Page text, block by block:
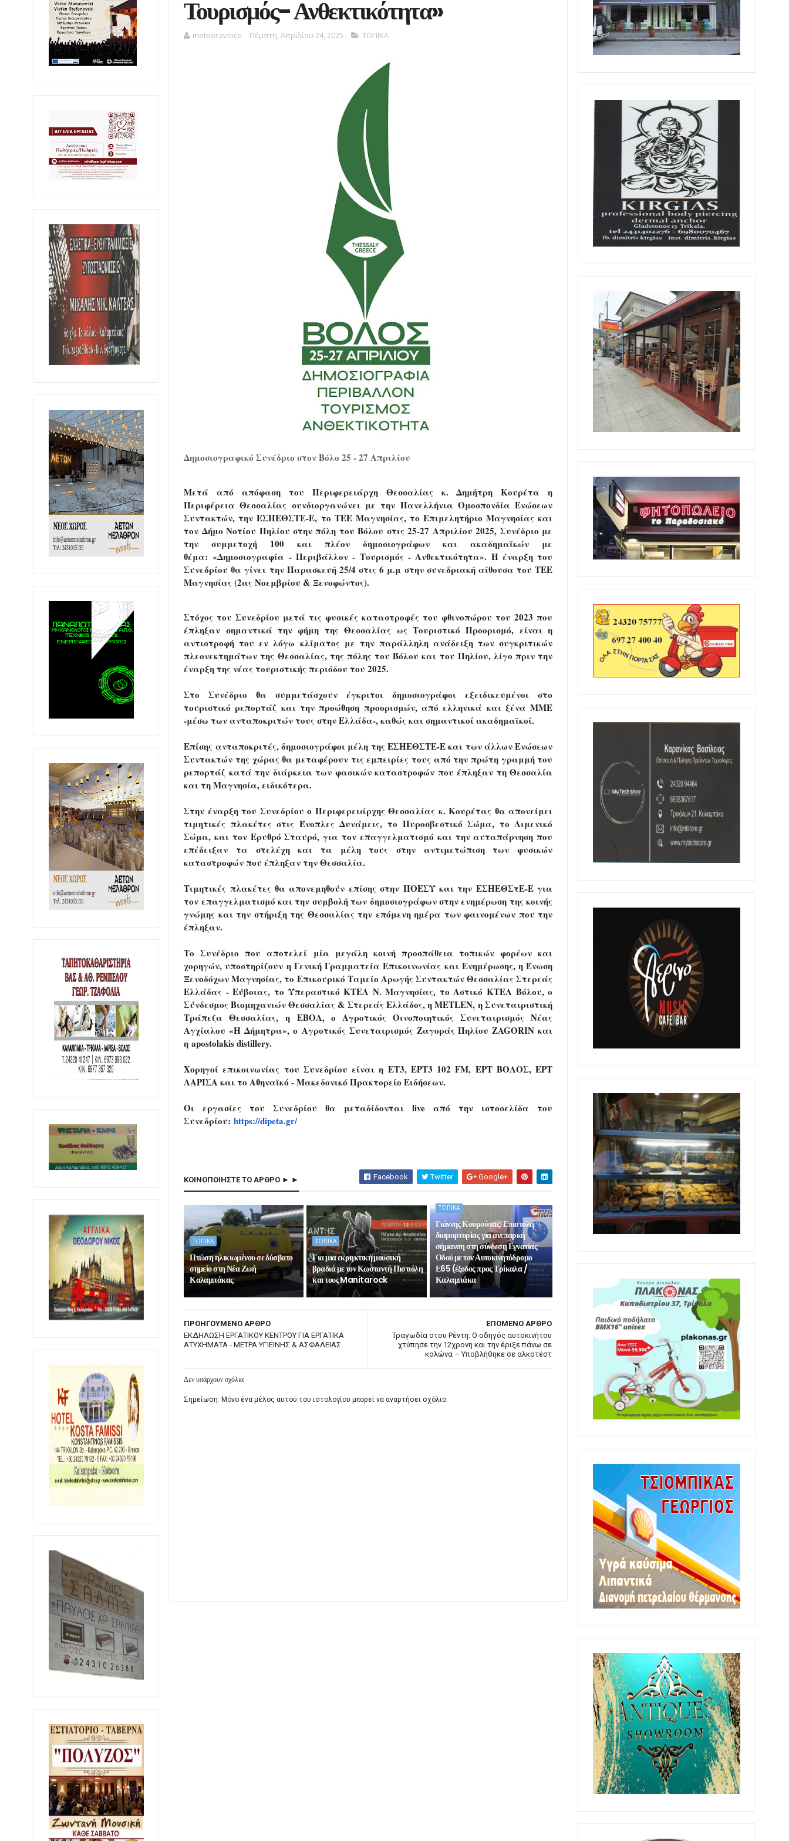
Τουρισμός- Ανθεκτικότητα»
meteoravoice Πέμπτη, Απριλίου 24, 2025 ΤΟΠΙΚΑ
Δημοσιογραφικό Συνέδριο στον Βόλο 25 - 27 Απριλίου
Μετά από απόφαση του Περιφερειάρχη Θεσσαλίας κ. Δημήτρη Κουρέτα η
Περιφέρεια Θεσσαλίας συνδιοργανώνει με την Πανελλήνια Ομοσπονδία Ενώσεων
Συντακτών, την ΕΣΗΕΘΣΤΕ-Ε, το ΤΕΕ Μαγνησίας, το Επιμελητήριο Μαγνησίας και
τον Δήμο Νοτίου Πηλίου στην πόλη του Βόλου στις 25-27 Απριλίου 2025, Συνέδριο με
την συμμετοχή 100 και πλέον δημοσιογράφων και ακαδημαϊκών με
θέμα: «Δημοσιογραφία - Περιβάλλον - Τουρισμός - Ανθεκτικότητα». Η έναρξη του
Συνεδρίου θα γίνει την Παρασκευή 25/4 στις 6 μ.μ στην συνεδριακή αίθουσα του ΤΕΕ
Μαγνησίας (2ας Νοεμβρίου & Ξενοφώντος).
Στόχος του Συνεδρίου μετά τις φυσικές καταστροφές του φθινοπώρου του 2023 που
έπληξαν σημαντικά την φήμη της Θεσσαλίας ως Τουριστικό Προορισμό, είναι η
αντιστροφή του εν λόγω κλίματος με την παράλληλη ανάδειξη των συγκριτικών
πλεονεκτημάτων της Θεσσαλίας, της πόλης του Βόλου και του Πηλίου, λίγο πριν την
έναρξη της νέας τουριστικής περιόδου του 2025.
Στο Συνέδριο θα συμμετάσχουν έγκριτοι δημοσιογράφοι εξειδικευμένοι στο
τουριστικό ρεπορτάζ και την προώθηση προορισμών, από ελληνικά και ξένα ΜΜΕ
-μέσω των ανταποκριτών τους στην Ελλάδα-, καθώς και σημαντικοί ακαδημαϊκοί.
Επίσης ανταποκριτές, δημοσιογράφοι μέλη της ΕΣΗΕΘΣΤΕ-Ε και των άλλων Ενώσεων
Συντακτών της χώρας θα μεταφέρουν τις εμπειρίες τους από την πρώτη γραμμή του
ρεπορτάζ κατά την διάρκεια των φασικών καταστροφών που έπληξαν τη Θεσσαλία
και τη Μαγνησία, ειδικότερα.
Στην έναρξη του Συνεδρίου ο Περιφερειάρχης Θεσσαλίας κ. Κουρέτας θα απονείμει
τιμητικές πλακέτες στις Ένοπλες Δυνάμεις, το Πυροσβεστικό Σώμα, το Λιμενικό
Σώμα, και τον Ερυθρό Σταυρό, για τον επαγγελματισμό και την αυταπάρνηση που
επέδειξαν τα στελέχη και τα μέλη τους στην αντιμετώπιση των φυσικών
καταστροφών που έπληξαν την Θεσσαλία.
Τιμητικές πλακέτες θα απονεμηθούν επίσης στην ΠΟΕΣΥ και την ΕΣΗΕΘΣτΕ-Ε για
τον επαγγελματισμό και την συμβολή των δημοσιογράφων στην ενημέρωση της κοινής
γνώμης και την στήριξη της Θεσσαλίας την επόμενη ημέρα των φαινομένων που την
έπληξαν.
Το Συνέδριο που αποτελεί μία μεγάλη κοινή προσπάθεια τοπικών φορέων και
χορηγών, υποστηρίζουν η Γενική Γραμματεία Επικοινωνίας και Ενημέρωσης, η Ένωση
Ξενοδόχων Μαγνησίας, το Επικουρικό Ταμείο Αρωγής Συντακτών Θεσσαλίας Στερεάς
Ελλάδας - Εύβοιας, το Υπεραστικό ΚΤΕΛ Ν. Μαγνησίας, το Αστικό ΚΤΕΛ Βόλου, ο
Σύνδεσμος Βιομηχανιών Θεσσαλίας & Στερεάς Ελλάδος, η METLEN,η Συνεταιριστική
Τράπεζα Θεσσαλίας,η ΕΒΟΛ, ο Αγροτικός Οινοποιητικός Συνεταιρισμός Νέας
Αγχίαλου «Η Δήμητρα», ο Αγροτικός Συνεταιρισμός Ζαγοράς Πηλίου ZAGORIN και
ηapostolakis distillery.
Χορηγοί επικοινωνίας του Συνεδρίου είναι η ΕΤ3, EΡT3 102 FM, ΕΡΤ ΒΟΛΟΣ, ΕΡΤ
ΛΑΡΙΣΑ και το Αθηναϊκό - Μακεδονικό Πρακτορείο Ειδήσεων.
Οι εργασίες του Συνεδρίου θα μεταδίδονται live από την ιστοσελίδα του
Συνεδρίου:https://dipeta.gr/
ΚΟΙΝΟΠΟΙΗΣΤΕ ΤΟ ΑΡΘΡΟ ► ► Facebook Twitter Google+
ΤΟΠΙΚΑ
Πτώση ηλικιωμένου σε δύσβατο
σημείο στη Νέα Ζωή
Καλαμπάκας
ΤΟΠΙΚΑ
Για μια εκρηκτική μουσική
βραδιά με τον Κωσταντή Πιστιόλη
και τους Manitarock
ΤΟΠΙΚΑ
Γιάννης Κουρούπας: Επιστολή
διαμαρτυρίας για ανεπαρκή
σήμανση στη σύνδεση Εγνατίας
Οδού με τον Αυτοκινητόδρομο
Ε65 (έξοδος προς Τρίκαλα /
Καλαμπάκα
ΕΠΟΜΕΝΟ ΑΡΘΡΟ
Τραγωδία στου Ρέντη: Ο οδηγός αυτοκινήτου
χτύπησε την 12χρονη και την έριξε πάνω σε
κολώνα – Υποβλήθηκε σε αλκοτέστ
ΠΡΟΗΓΟΥΜΕΝΟ ΑΡΘΡΟ
ΕΚΔΗΛΩΣΗ ΕΡΓΑΤΙΚΟΥ ΚΕΝΤΡΟΥ ΓΙΑ ΕΡΓΑΤΙΚΑ
ΑΤΥΧΗΜΑΤΑ - ΜΕΤΡΑ ΥΓΙΕΙΝΗΣ & ΑΣΦΑΛΕΙΑΣ
Δεν υπάρχουν σχόλια
Σημείωση: Μόνο ένα μέλος αυτού του ιστολογίου μπορεί να αναρτήσει σχόλιο.